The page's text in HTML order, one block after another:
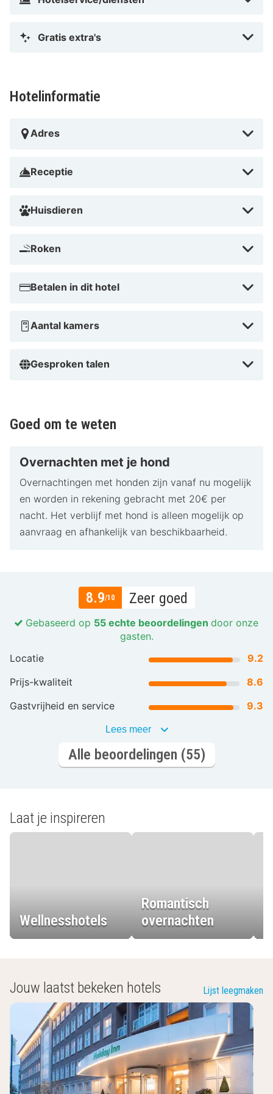
Gratis extra's
Hotelinformatie
Adres
Receptie
Huisdieren
Roken
Betalen in dit hotel
Aantal kamers
Gesproken talen
Goed om te weten
Overnachten met je hond
Overnachtingen met honden zijn vanaf nu mogelijk
en worden in rekening gebracht met 20€ per
nacht. Het verblijf met hond is alleen mogelijk op
aanvraag en afhankelijk van beschikbaarheid.
8.9/10 Zeer goed
Gebaseerd op 55 echte beoordelingen door onze
gasten.
Locatie
9.2
Prijs-kwaliteit
8.6
Gastvrijheid en service
9.3
Lees meer
Alle beoordelingen (55)
Laat je inspireren
Wellnesshotels
Romantisch
overnachten
Jouw laatst bekeken hotels Lijst leegmaken